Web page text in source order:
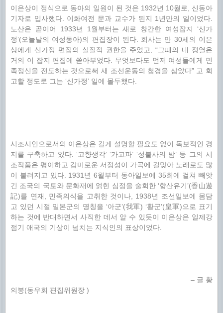
이은상이 정식으로 동아의 일원이 된 것은 1932년 10월로, 신동아
기자로 입사했다. 이화여전 문과 교수가 된지 1년만의 일이었다.
노산은 곧이어 1933년 1월부터는 새로 창간한 여성잡지 ‘신가
정’(오늘날의 여성동아)의 편집장이 된다. 회사는 만 30세의 이은
상에게 신가정 편집의 실질적 권한을 주었고, “그때의 내 정열은
거의 이 잡지 편집에 쏟아부었다. 무엇보다도 먼저 여성들에게 민
족정신을 전도하는 것으로써 새 조선운동의 첩경을 삼았다” 고 회
고할 정도로 그는 ‘신가정’ 일에 몰두했다.
시조시인으로서의 이은상은 길게 설명할 필요도 없이 독보적인 경
지를 구축하고 있다. ‘고향생각’ ‘가고파’ ‘성불사의 밤’ 등 그의 시
조작품은 평이하고 감미로운 서정성이 가곡에 걸맞아 노래로도 많
이 불려지고 있다. 1931년 6월부터 동아일보에 35회에 걸쳐 빼앗
긴 조국의 국토와 문화재에 얽힌 심정을 술회한 ‘향산유기’(香山遊
記)를 연재, 민족의식을 고취한 것이나, 1938년 조선일보에 몸담
고 있던 시절 일본군의 명칭을 ‘아군’(我軍) ‘황군’(皇軍)으로 표기
하는 것에 반대하면서 사직한 데서 알 수 있듯이 이은상은 일제강
점기 애국의 기상이 넘치는 지식인의 표상이었다.
– 글 황
의봉(동우회 편집위원장 )